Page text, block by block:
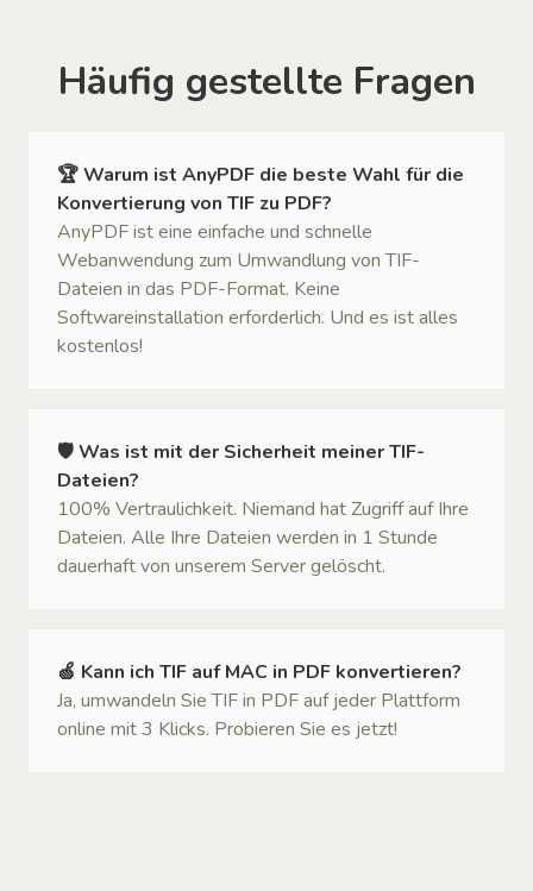
Häufig gestellte Fragen
🏆 Warum ist AnyPDF die beste Wahl für die
Konvertierung von TIF zu PDF?
AnyPDF ist eine einfache und schnelle
Webanwendung zum Umwandlung von TIF-
Dateien in das PDF-Format. Keine
Softwareinstallation erforderlich. Und es ist alles
kostenlos!
🛡 Was ist mit der Sicherheit meiner TIF-
Dateien?
100% Vertraulichkeit. Niemand hat Zugriff auf Ihre
Dateien. Alle Ihre Dateien werden in 1 Stunde
dauerhaft von unserem Server gelöscht.
🍏 Kann ich TIF auf MAC in PDF konvertieren?
Ja, umwandeln Sie TIF in PDF auf jeder Plattform
online mit 3 Klicks. Probieren Sie es jetzt!